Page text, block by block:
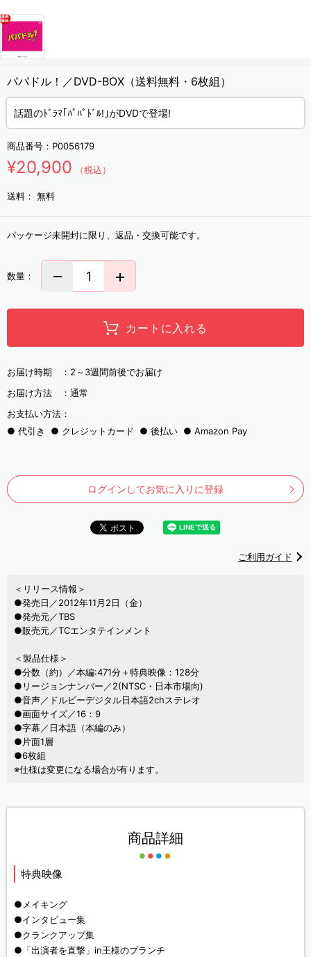
パパドル！／DVD-BOX（送料無料・6枚組）
話題のﾄﾞﾗﾏ｢ﾊﾟﾊﾟﾄﾞﾙ!｣がDVDで登場!
商品番号： P0056179
¥20,900 （税込）
送料： 無料
パッケージ未開封に限り、返品・交換可能です。
数量：
カートに入れる
お届け時期 ： 2～3週間前後でお届け
お届け方法 ： 通常
お支払い方法：
代引き
クレジットカード 後払い Amazon Pay
ログインしてお気に入りに登録
ご利用ガイド
＜リリース情報＞
●発売日／2012年11月2日（金）
●発売元／TBS
●販売元／TCエンタテインメント
＜製品仕様＞
●分数（約）／本編:471分＋特典映像：128分
●リージョンナンバー／2(NTSC・日本市場向)
●音声／ドルビーデジタル日本語2chステレオ
●画面サイズ／16：9
●字幕／日本語（本編のみ）
●片面1層
●6枚組
※仕様は変更になる場合が有ります。
商品詳細
特典映像
●メイキング
●インタビュー集
●クランクアップ集
●「出演者を直撃」in王様のブランチ